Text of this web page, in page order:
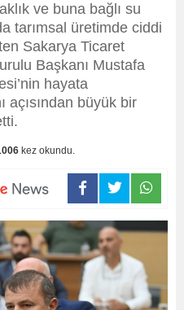
ve buna bağlı su
tarımsal üretimde ciddi
Sakarya Ticaret
Başkanı Mustafa
hayata
açısından büyük bir
kez okundu.